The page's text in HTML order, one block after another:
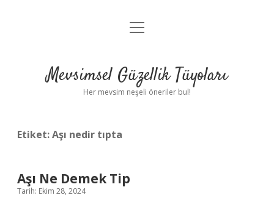
Anasayfa
Yasal Uyarı
menüyü
Mevsimsel Güzellik Tüyoları
Her mevsim neşeli öneriler bul!
Etiket:Aşı nedir tıpta
Aşı Ne Demek Tip
Tarih: Ekim 28, 2024